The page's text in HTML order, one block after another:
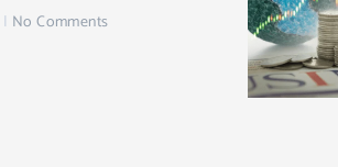
No Comments